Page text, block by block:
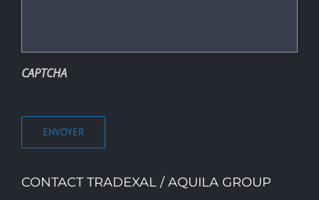
CAPTCHA
ENVOYER
CONTACT TRADEXAL / AQUILA GROUP